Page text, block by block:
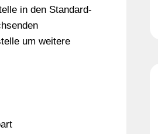
in den Standard-
um weitere